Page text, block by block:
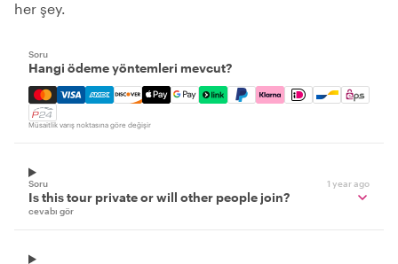
her şey.
Soru
Hangi ödeme yöntemleri mevcut?
Mastercard, Visa, Amex, Discover, Apple Pay, Google
Müsaitlik varış noktasına göre değişir
Soru 1 year ago
Is this tour private or will other people join?
cevabı gör